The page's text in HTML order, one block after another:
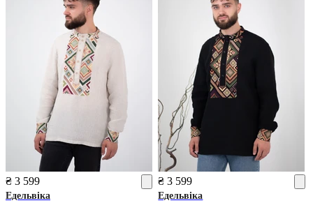
₴ 3 599
Едельвіка
₴ 3 599
Едельвіка